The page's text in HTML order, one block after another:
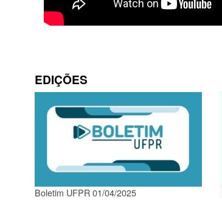
EDIÇÕES
Boletim UFPR 01/04/2025